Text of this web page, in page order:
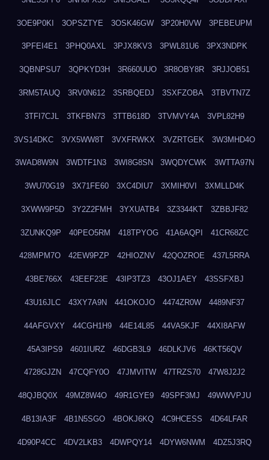
3OE9P0KI 3OPSZTYE 3OSK46GW 3P20H0VW 3PEBEUPM
3PFEI4E1 3PHQ0AXL 3PJX8KV3 3PWL81U6 3PX3NDPK
3QBNPSU7 3QPKYD3H 3R660UUO 3R8OBY8R 3RJJOB51
3RM5TAUQ 3RV0N612 3SRBQEDJ 3SXFZOBA 3TBVTN7Z
3TFI7CJL 3TKFBN73 3TTB618D 3TVMVY4A 3VPL82H9
3VS14DKC 3VX5WW8T 3VXFRWKX 3VZRTGEK 3W3MHD4O
3WAD8W9N 3WDTF1N3 3WI8G8SN 3WQDYCWK 3WTTA97N
3WU70G19 3X71FE60 3XC4DIU7 3XMIH0VI 3XMLLD4K
3XWW9P5D 3Y2Z2FMH 3YXUATB4 3Z3344KT 3ZBBJF82
3ZUNKQ9P 40PEO5RM 418TPYOG 41A6AQPI 41CR68ZC
428MPM7O 42EW9PZP 42HIOZNV 42QOZROE 437L5RRA
43BE766X 43EEF23E 43IP3TZ3 43OJ1AEY 43SSFXBJ
43U16JLC 43XY7A9N 441OKOJO 4474ZR0W 4489NF37
44AFGVXY 44CGH1H9 44E14L85 44VA5KJF 44XI8AFW
45A3IPS9 4601IURZ 46DGB3L9 46DLKJV6 46KT56QV
4728GJZN 47CQFY0O 47JMVITW 47TRZS70 47W8J2J2
48QJBQ0X 49MZ8W4O 49R1GYE9 49SPF3MJ 49WWVPJU
4B13IA3F 4B1N5SGO 4BOKJ6KQ 4C9HCESS 4D64LFAR
4D90P4CC 4DV2LKB3 4DWPQY14 4DYW6NWM 4DZ5J3RQ